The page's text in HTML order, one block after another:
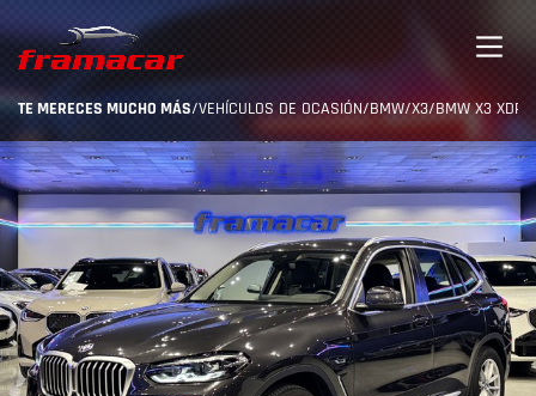
TE MERECES MUCHO MÁS/VEHÍCULOS DE OCASIÓN/BMW/X3/BMW X3